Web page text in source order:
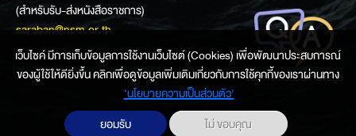
(สำหรับรับ-ส่งหนังสือราชการ)
saraban@nsm.or.th
ช่องทางการสอบถามข้อมูล
เว็บไซค์ มีการเก็บข้อมูลการใช้งานเว็บไซต์ (Cookies) เพื่อพัฒนาประสบการณ์
ของผู้ใช้ให้ดียิ่งขึ้น คลิกเพื่อดูข้อมูลเพิ่มเติมเกี่ยวกับการใช้คุกกี้ของเราผ่านทาง
‘นโยบายความเป็นส่วนตัว'
ยอมรับ
ไม่ ขอบคุณ